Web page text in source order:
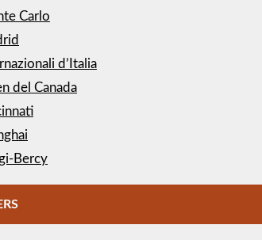
Carlo
d’Italia
del Canada
Bercy